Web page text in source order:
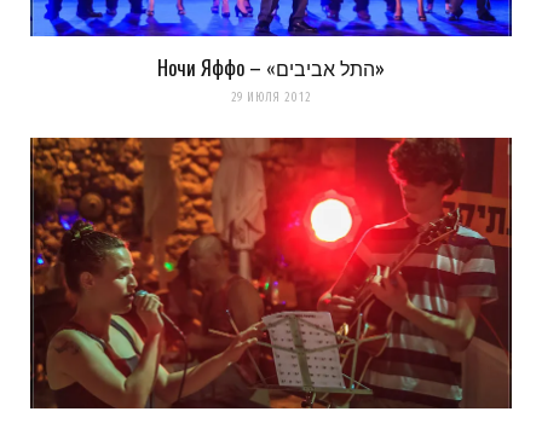
Ночи Яффо – «התל אביבים»
29 ИЮЛЯ 2012